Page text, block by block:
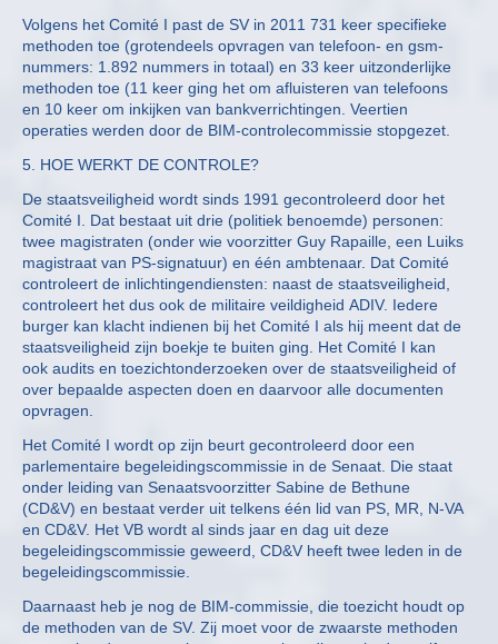
Volgens het Comité I past de SV in 2011 731 keer specifieke
methoden toe (grotendeels opvragen van telefoon- en gsm-
nummers: 1.892 nummers in totaal) en 33 keer uitzonderlijke
methoden toe (11 keer ging het om afluisteren van telefoons
en 10 keer om inkijken van bankverrichtingen. Veertien
operaties werden door de BIM-controlecommissie stopgezet.
5. HOE WERKT DE CONTROLE?
De staatsveiligheid wordt sinds 1991 gecontroleerd door het
Comité I. Dat bestaat uit drie (politiek benoemde) personen:
twee magistraten (onder wie voorzitter Guy Rapaille, een Luiks
magistraat van PS-signatuur) en één ambtenaar. Dat Comité
controleert de inlichtingendiensten: naast de staatsveiligheid,
controleert het dus ook de militaire veildigheid ADIV. Iedere
burger kan klacht indienen bij het Comité I als hij meent dat de
staatsveiligheid zijn boekje te buiten ging. Het Comité I kan
ook audits en toezichtonderzoeken over de staatsveiligheid of
over bepaalde aspecten doen en daarvoor alle documenten
opvragen.
Het Comité I wordt op zijn beurt gecontroleerd door een
parlementaire begeleidingscommissie in de Senaat. Die staat
onder leiding van Senaatsvoorzitter Sabine de Bethune
(CD&V) en bestaat verder uit telkens één lid van PS, MR, N-VA
en CD&V. Het VB wordt al sinds jaar en dag uit deze
begeleidingscommissie geweerd, CD&V heeft twee leden in de
begeleidingscommissie.
Daarnaast heb je nog de BIM-commissie, die toezicht houdt op
de methoden van de SV. Zij moet voor de zwaarste methoden